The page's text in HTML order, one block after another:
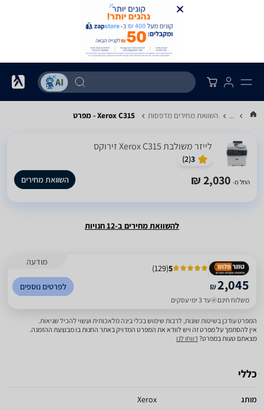
... השוואת מחירים מדפסות Xerox C315 - מפרט
‏לייזר ‏משולבת Xerox C315 זירוקס
3
(
2
)
החל מ- 2,030 ₪ השוואת מחירים
להשוואת מחירים ב-12 חנויות
מודעה
5
(
129
)
₪2,045
משלוח חינם עד 3 ימי עסקים
לפרטים נוספים
המפרט עודכן בשיטות שונות, לרבות שימוש בכלי בינה מלאכותית ועשוי להכיל שגיאות.
אין להסתמך על מפרט זה ויש לוודא את המפרט המדויק באתר החנות בו מבוצעת ההזמנה.
מצאתם טעות במפרט?דווחו לנו
כללי
מותג Xerox